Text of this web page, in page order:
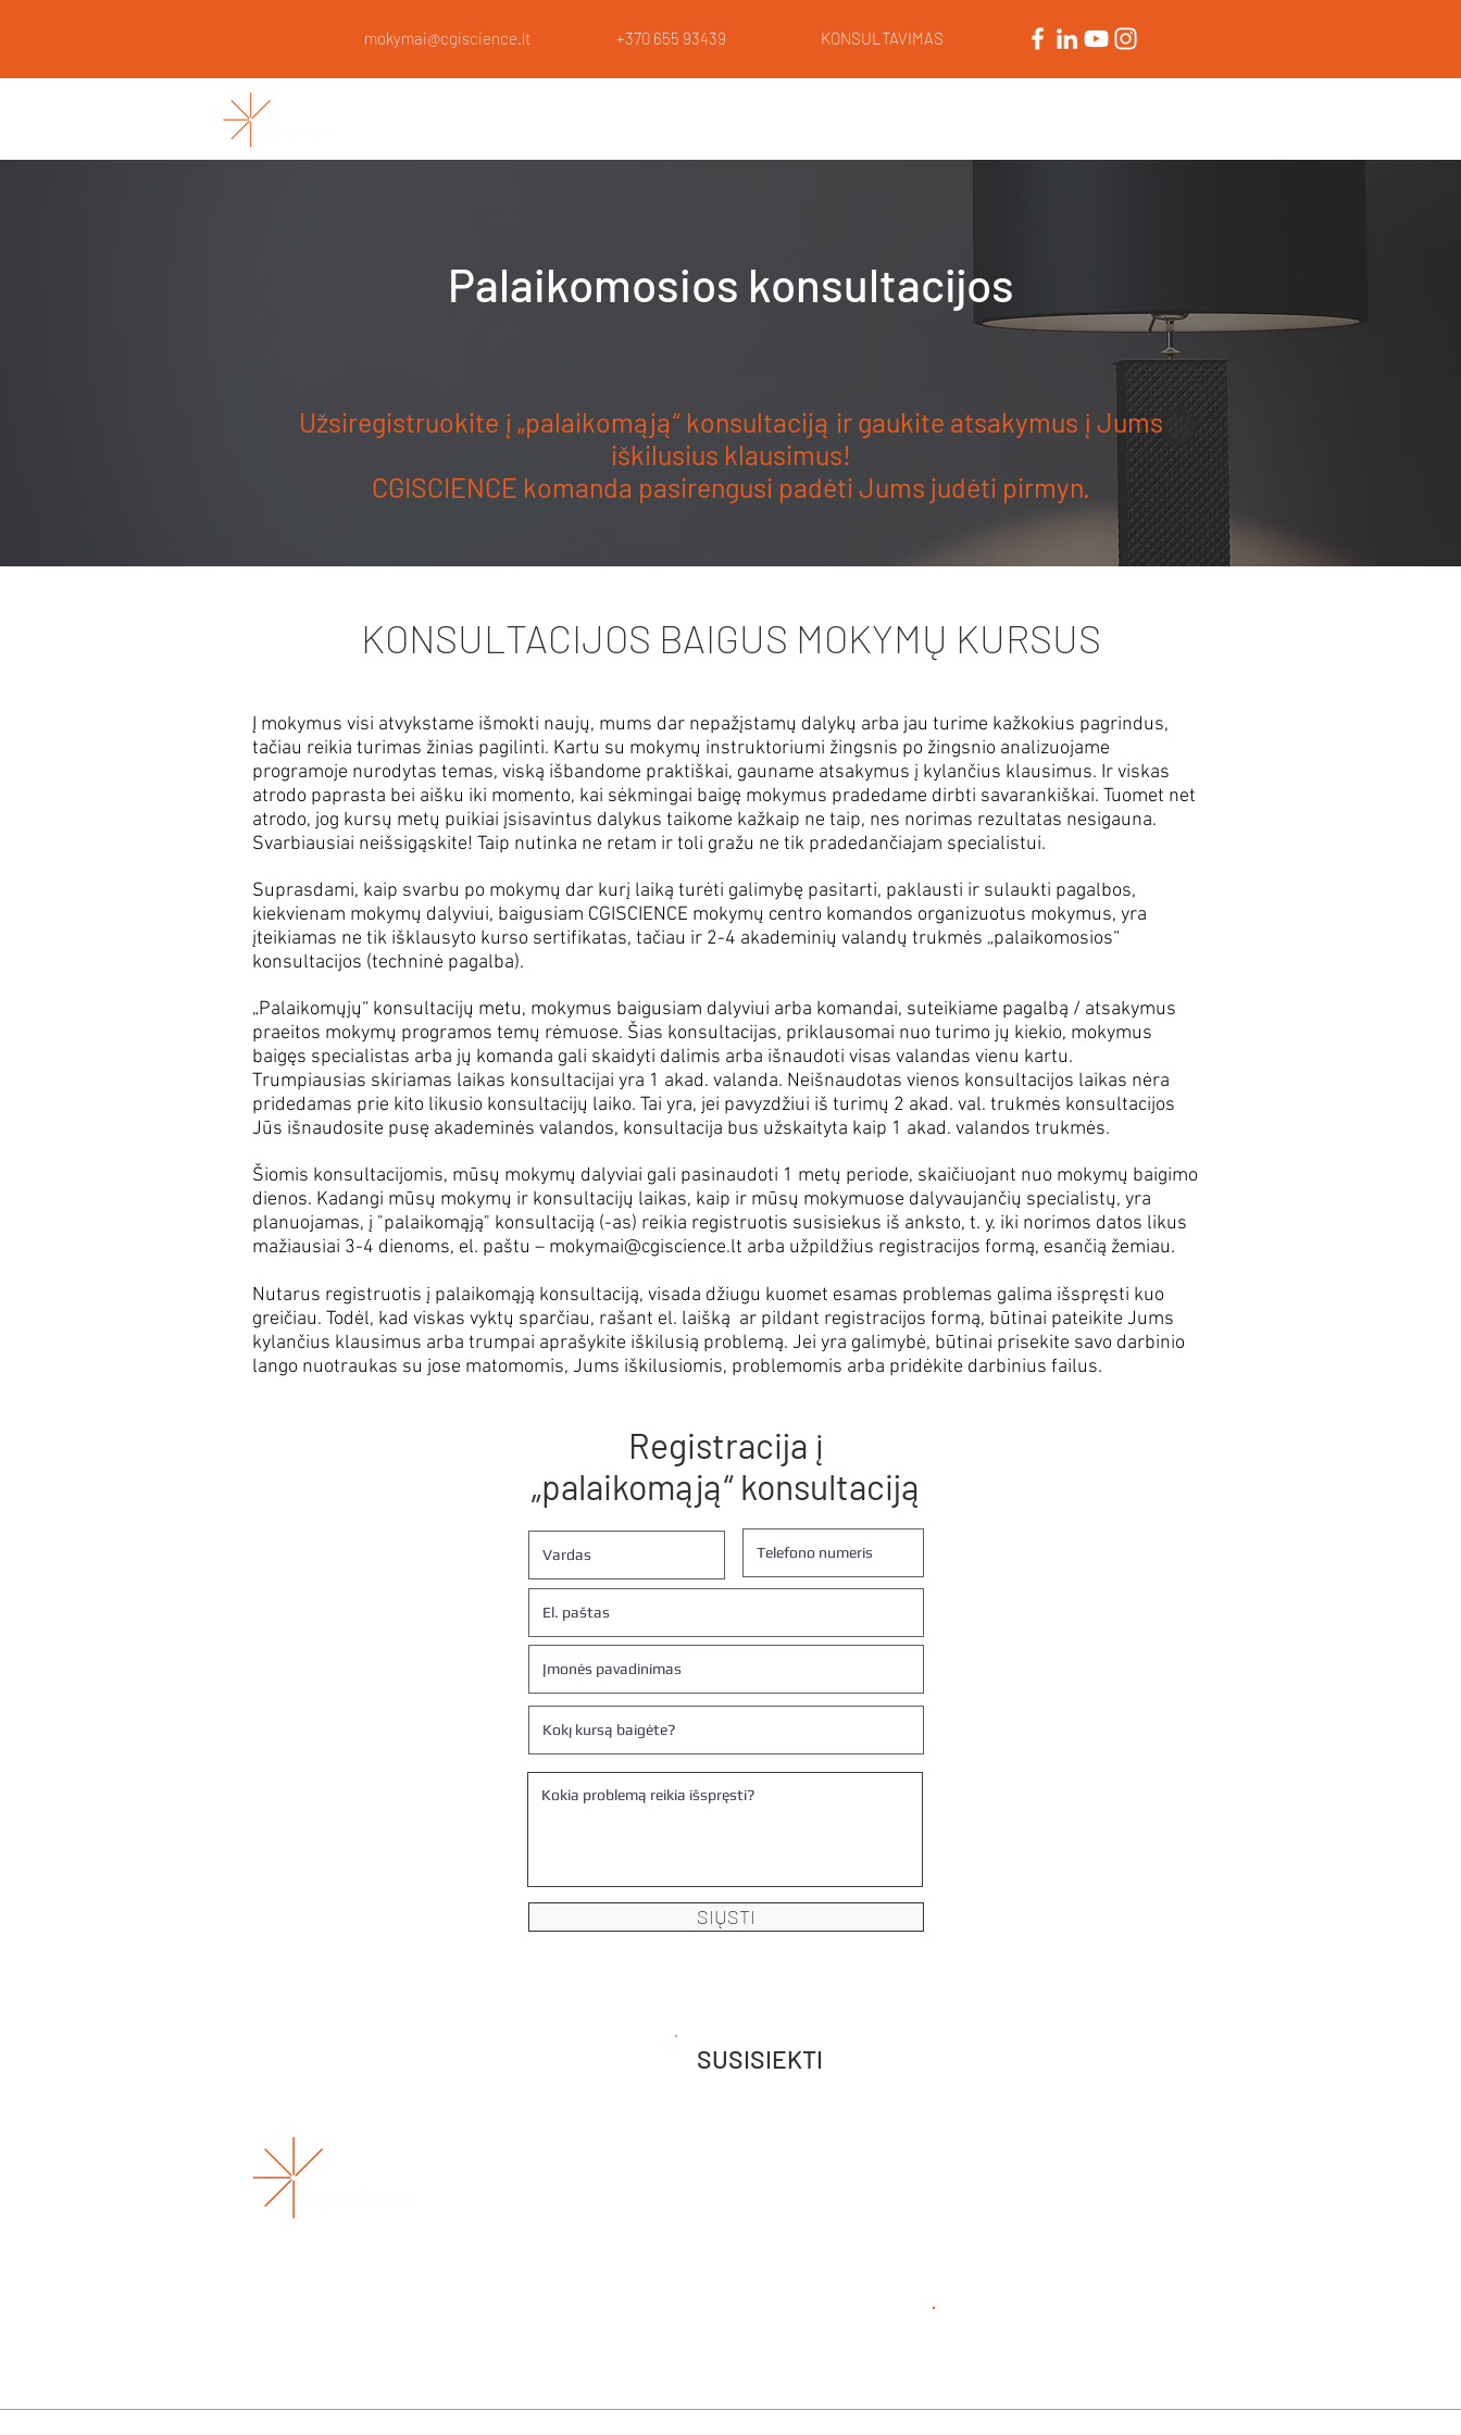
mokymai@cgiscience.lt +370 655 93439 KONSULTAVIMAS
Palaikomosios konsultacijos
Užsiregistruokite į „palaikomąją“ konsultaciją ir gaukite atsakymus į Jums
iškilusius klausimus!
CGISCIENCE komanda pasirengusi padėti Jums judėti pirmyn.
KONSULTACIJOS BAIGUS MOKYMŲ KURSUS
Į mokymus visi atvykstame išmokti naujų, mums dar nepažįstamų dalykų arba jau turime kažkokius pagrindus,
tačiau reikia turimas žinias pagilinti. Kartu su mokymų instruktoriumi žingsnis po žingsnio analizuojame
programoje nurodytas temas, viską išbandome praktiškai, gauname atsakymus į kylančius klausimus. Ir viskas
atrodo paprasta bei aišku iki momento, kai sėkmingai baigę mokymus pradedame dirbti savarankiškai. Tuomet net
atrodo, jog kursų metų puikiai įsisavintus dalykus taikome kažkaip ne taip, nes norimas rezultatas nesigauna.
Svarbiausiai neišsigąskite! Taip nutinka ne retam ir toli gražu ne tik pradedančiajam specialistui.
Suprasdami, kaip svarbu po mokymų dar kurį laiką turėti galimybę pasitarti, paklausti ir sulaukti pagalbos,
kiekvienam mokymų dalyviui, baigusiam CGISCIENCE mokymų centro komandos organizuotus mokymus, yra
įteikiamas ne tik išklausyto kurso sertifikatas, tačiau ir 2-4 akademinių valandų trukmės „palaikomosios“
konsultacijos (techninė pagalba).
„Palaikomųjų“ konsultacijų metu, mokymus baigusiam dalyviui arba komandai, suteikiame pagalbą / atsakymus
praeitos mokymų programos temų rėmuose. Šias konsultacijas, priklausomai nuo turimo jų kiekio, mokymus
baigęs specialistas arba jų komanda gali skaidyti dalimis arba išnaudoti visas valandas vienu kartu.
Trumpiausias skiriamas laikas konsultacijai yra 1 akad. valanda. Neišnaudotas vienos konsultacijos laikas nėra
pridedamas prie kito likusio konsultacijų laiko. Tai yra, jei pavyzdžiui iš turimų 2 akad. val. trukmės konsultacijos
Jūs išnaudosite pusę akademinės valandos, konsultacija bus užskaityta kaip 1 akad. valandos trukmės.
Šiomis konsultacijomis, mūsų mokymų dalyviai gali pasinaudoti 1 metų periode, skaičiuojant nuo mokymų baigimo
dienos. Kadangi mūsų mokymų ir konsultacijų laikas, kaip ir mūsų mokymuose dalyvaujančių specialistų, yra
planuojamas, į "palaikomąją" konsultaciją (-as) reikia registruotis susisiekus iš anksto, t. y. iki norimos datos likus
mažiausiai 3-4 dienoms, el. paštu – mokymai@cgiscience.lt arba užpildžius registracijos formą, esančią žemiau.
Nutarus registruotis į palaikomąją konsultaciją, visada džiugu kuomet esamas problemas galima išspręsti kuo
greičiau. Todėl, kad viskas vyktų sparčiau, rašant el. laišką ar pildant registracijos formą, būtinai pateikite Jums
kylančius klausimus arba trumpai aprašykite iškilusią problemą. Jei yra galimybė, būtinai prisekite savo darbinio
lango nuotraukas su jose matomomis, Jums iškilusiomis, problemomis arba pridėkite darbinius failus.
Registracija į
„palaikomąją“ konsultaciją
SIŲSTI
SUSISIEKTI